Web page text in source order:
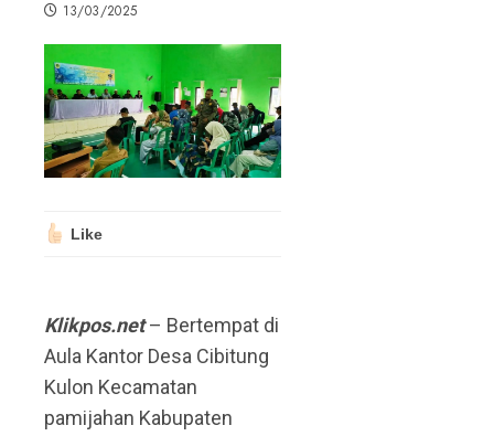
13/03/2025
Like
Klikpos.net– Bertempat di
Aula Kantor Desa Cibitung
Kulon Kecamatan
pamijahan Kabupaten